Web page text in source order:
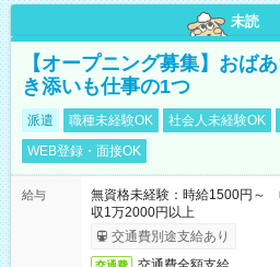
未読
【オープニング募集】おば
き添いも仕事の1つ
派遣 職種未経験OK 社会人未経験OK
WEB登録・面接OK
給与
無資格未経験：時給1500円
収1万2000円以上
交通費別途支給あり